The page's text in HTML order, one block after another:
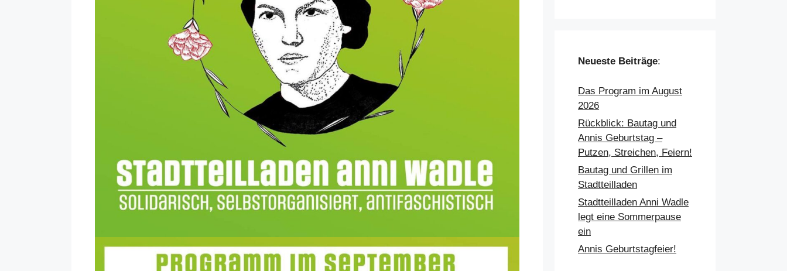
Neueste Beiträge:
Das Program im August
2026
Rückblick: Bautag und
Annis Geburtstag –
Putzen, Streichen, Feiern!
Bautag und Grillen im
Stadtteilladen
Stadtteilladen Anni Wadle
legt eine Sommerpause
ein
Annis Geburtstagfeier!